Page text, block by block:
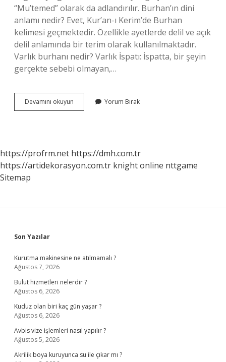
“Mu’temed” olarak da adlandırılır. Burhan’ın dini
anlamı nedir? Evet, Kur’an-ı Kerim’de Burhan
kelimesi geçmektedir. Özellikle ayetlerde delil ve açık
delil anlamında bir terim olarak kullanılmaktadır.
Varlık burhanı nedir? Varlık İspatı: İspatta, bir şeyin
gerçekte sebebi olmayan,…
Devamını okuyun
Burhani
Yorum Bırak
https://profrm.net https://dmh.com.tr
https://artidekorasyon.com.tr knight online nttgame
Sitemap
Sidebar
Son Yazılar
Kurutma makinesine ne atılmamalı ?
Ağustos 7, 2026
Bulut hizmetleri nelerdir ?
Ağustos 6, 2026
Kuduz olan biri kaç gün yaşar ?
Ağustos 6, 2026
Avbis vize işlemleri nasıl yapılır ?
Ağustos 5, 2026
Akrilik boya kuruyunca su ile çıkar mı ?